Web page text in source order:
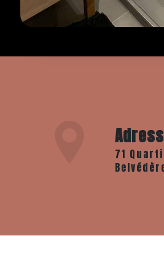
71 Quartier des Vignols 06450